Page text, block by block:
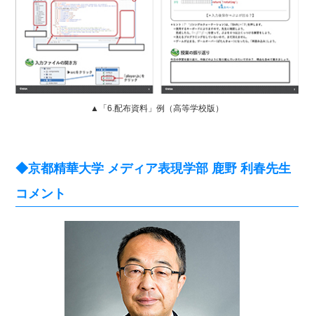
▲「6.配布資料」例（高等学校版）
◆京都精華大学 メディア表現学部 鹿野 利春先生
コメント